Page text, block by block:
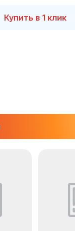
Купить в 1 клик